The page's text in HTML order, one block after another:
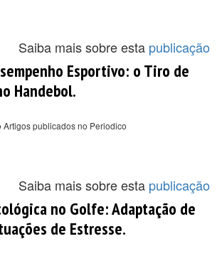
Saiba mais sobre esta publicação
Esportivo: o Tiro de
Handebol.
publicados no Periodico
Saiba mais sobre esta publicação
no Golfe: Adaptação de
de Estresse.